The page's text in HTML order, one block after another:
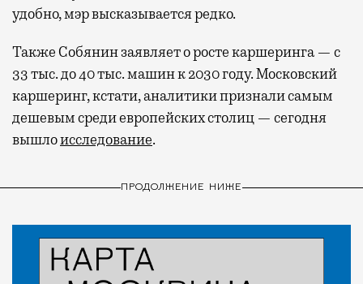
удобно, мэр высказывается редко.
Также Собянин заявляет о росте каршеринга — с
33 тыс. до 40 тыс. машин к 2030 году. Московский
каршеринг, кстати, аналитики признали самым
дешевым среди европейских столиц — сегодня
вышлоисследование.
ПРОДОЛЖЕНИЕ НИЖЕ